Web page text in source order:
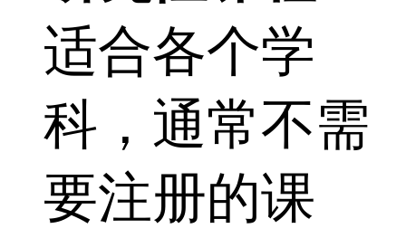
适合各个学
科，通常不需
要注册的课